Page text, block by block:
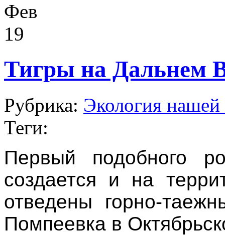
Фев
19
Тигры на Дальнем
Рубрика: Экология нашей
Теги:
Первый подобного
создается и на
отведены горно-
Помпеевка в